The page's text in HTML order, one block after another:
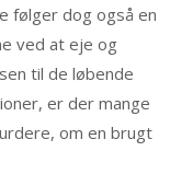
følger dog også en
ved at eje og
til de løbende
er der mange
om en brugt